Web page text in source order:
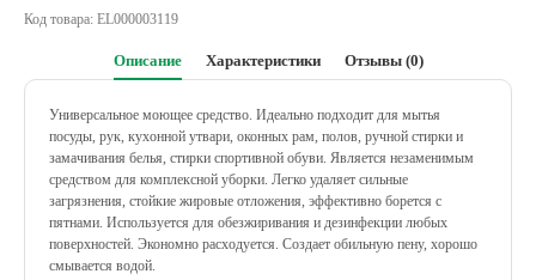
Код товара: EL000003119
Описание Характеристики Отзывы (0)
Универсальное моющее средство. Идеально подходит для мытья
посуды, рук, кухонной утвари, оконных рам, полов, ручной стирки и
замачивания белья, стирки спортивной обуви. Является незаменимым
средством для комплексной уборки. Легко удаляет сильные
загрязнения, стойкие жировые отложения, эффективно борется с
пятнами. Используется для обезжиривания и дезинфекции любых
поверхностей. Экономно расходуется. Создает обильную пену, хорошо
смывается водой.